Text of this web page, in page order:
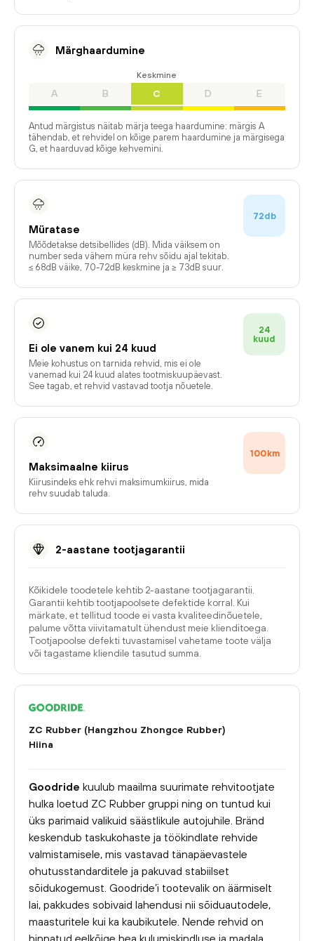
Märghaardumine
A B
Keskmine
C D E
Antud märgistus näitab märja teega haardumine: märgis A
tähendab, et rehvidel on kõige parem haardumine ja märgisega
G, et haarduvad kõige kehvemini.
Müratase
Mõõdetakse detsibellides (dB). Mida väiksem on
number seda vähem müra rehv sõidu ajal tekitab.
≤ 68dB väike, 70-72dB keskmine ja ≥ 73dB suur.
72db
Ei ole vanem kui 24 kuud
Meie kohustus on tarnida rehvid, mis ei ole
vanemad kui 24 kuud alates tootmiskuupäevast.
See tagab, et rehvid vastavad tootja nõuetele.
24
kuud
Maksimaalne kiirus
Kiirusindeks ehk rehvi maksimumkiirus, mida
rehv suudab taluda.
100km
2-aastane tootjagarantii
Kõikidele toodetele kehtib 2-aastane tootjagarantii.
Garantii kehtib tootjapoolsete defektide korral. Kui
märkate, et tellitud toode ei vasta kvaliteedinõuetele,
palume võtta viivitamatult ühendust meie klienditoega.
Tootjapoolse defekti tuvastamisel vahetame toote välja
või tagastame kliendile tasutud summa.
ZC Rubber (Hangzhou Zhongce Rubber)
Hiina
Goodride kuulub maailma suurimate rehvitootjate
hulka loetud ZC Rubber gruppi ning on tuntud kui
üks parimaid valikuid säästlikule autojuhile. Bränd
keskendub taskukohaste ja töökindlate rehvide
valmistamisele, mis vastavad tänapäevastele
ohutusstandarditele ja pakuvad stabiilset
sõidukogemust. Goodride’i tootevalik on äärmiselt
lai, pakkudes sobivaid lahendusi nii sõiduautodele,
maasturitele kui ka kaubikutele. Nende rehvid on
hinnatud eelkõige hea kulumiskindluse ja madala